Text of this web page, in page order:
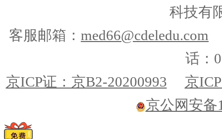
科技有
客服邮箱： med66@cdeledu.com
话：
京ICP证：京B2-20200993
京
京公网安备